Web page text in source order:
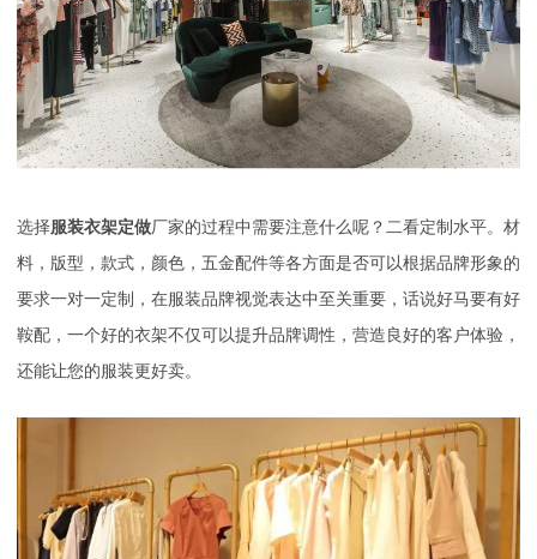
选择服装衣架定做厂家的过程中需要注意什么呢？ 二看定制水平。材
料，版型，款式，颜色，五金配件等各方面是否可以根据品牌形象的
要求一对一定制，在服装品牌视觉表达中至关重要，话说好马要有好
鞍配，一个好的衣架不仅可以提升品牌调性，营造良好的客户体验，
还能让您的服装更好卖。